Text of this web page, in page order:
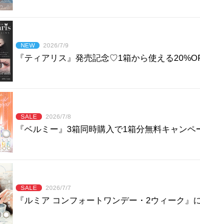
NEW 2026/7/9
『ティアリス』発売記念♡1箱から使える
SALE 2026/7/8
『ベルミー』3箱同時購入で1箱分無料キャンペ
SALE 2026/7/7
『ルミア コンフォートワンデー・2ウィーク